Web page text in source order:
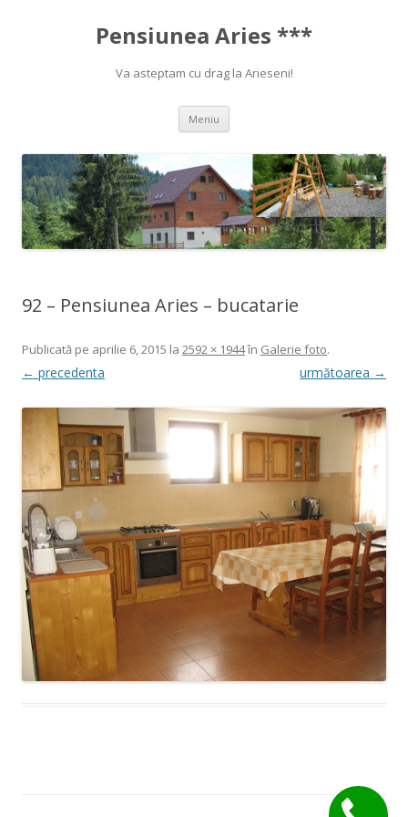
Pensiunea Aries ***
Va asteptam cu drag la Arieseni!
Meniu
92 – Pensiunea Aries – bucatarie
Publicată pe aprilie 6, 2015 la 2592 × 1944în Galerie foto.
← precedenta următoarea →